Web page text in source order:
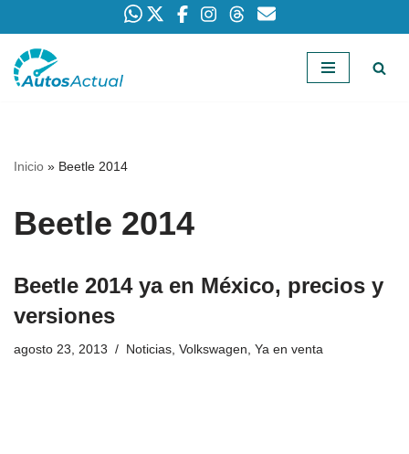
Saltar
Inicio » Beetle 2014
Beetle 2014
Beetle 2014 ya en México, precios y
versiones
agosto 23, 2013 Noticias, Volkswagen, Ya en venta